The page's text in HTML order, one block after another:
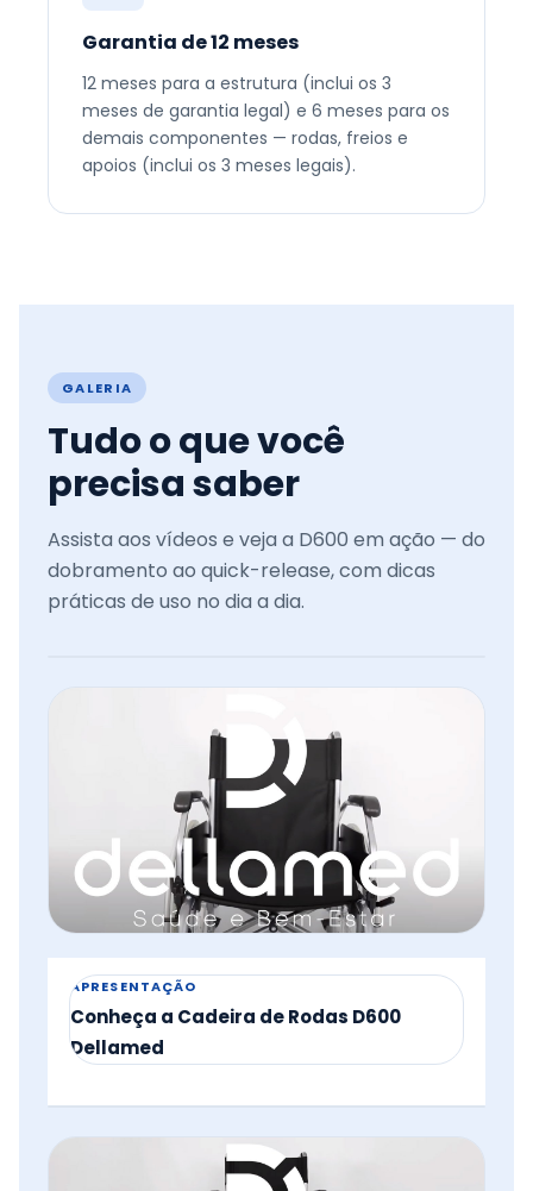
Garantia de 12 meses
12 meses para a estrutura (inclui os 3
meses de garantia legal) e 6 meses para os
demais componentes — rodas, freios e
apoios (inclui os 3 meses legais).
GALERIA
Tudo o que você
precisa saber
Assista aos vídeos e veja a D600 em ação — do
dobramento ao quick-release, com dicas
práticas de uso no dia a dia.
APRESENTAÇÃO
Conheça a Cadeira de Rodas D600
Dellamed